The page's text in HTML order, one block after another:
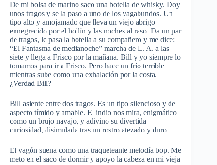
De mi bolsa de marino saco una botella de whisky. Doy
unos tragos y se la paso a uno de los vagabundos. Un
tipo alto y amojamado que lleva un viejo abrigo
ennegrecido por el hollín y las noches al raso. Da un par
de tragos, le pasa la botella a su compañero y me dice:
“El Fantasma de medianoche” marcha de L. A. a las
siete y llega a Frisco por la mañana. Bill y yo siempre lo
tomamos para ir a Frisco. Pero hace un frío terrible
mientras sube como una exhalación por la costa.
¿Verdad Bill?
Bill asiente entre dos tragos. Es un tipo silencioso y de
aspecto tímido y amable. El indio nos mira, enigmático
como un brujo navajo, y adivino su divertida
curiosidad, disimulada tras un rostro atezado y duro.
El vagón suena como una traqueteante melodía bop. Me
meto en el saco de dormir y apoyo la cabeza en mi vieja